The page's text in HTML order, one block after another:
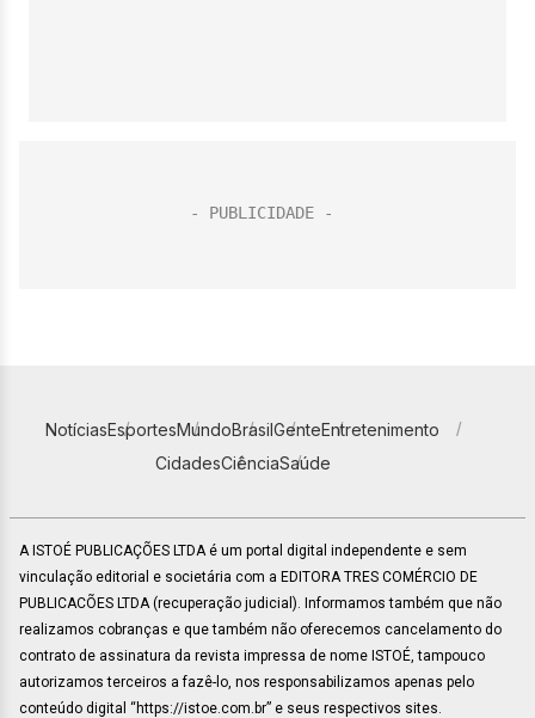
NotíciasEsportesMundoBrasilGenteEntretenimento
CidadesCiênciaSaúde
A ISTOÉ PUBLICAÇÕES LTDA é um portal digital independente e sem
vinculação editorial e societária com a EDITORA TRES COMÉRCIO DE
PUBLICACÕES LTDA (recuperação judicial). Informamos também que não
realizamos cobranças e que também não oferecemos cancelamento do
contrato de assinatura da revista impressa de nome ISTOÉ, tampouco
autorizamos terceiros a fazê-lo, nos responsabilizamos apenas pelo
conteúdo digital “https://istoe.com.br” e seus respectivos sites.